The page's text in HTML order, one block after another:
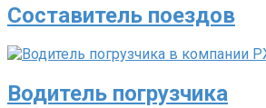
Составитель поездов
Водитель погрузчика